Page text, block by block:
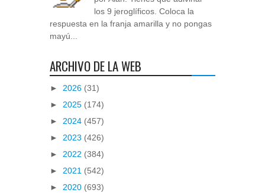
los 9 jeroglíficos. Coloca la
respuesta en la franja amarilla y no pongas
mayú...
ARCHIVO DE LA WEB
► 2026 (31)
► 2025 (174)
► 2024 (457)
► 2023 (426)
► 2022 (384)
► 2021 (542)
► 2020 (693)